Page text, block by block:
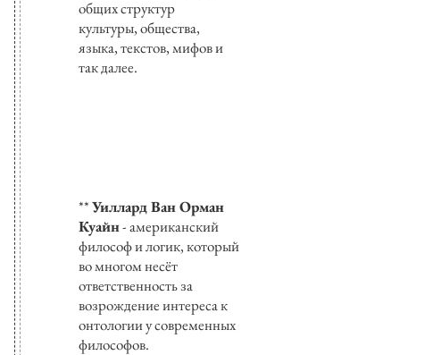
общих структур
культуры, общества,
языка, текстов, мифов и
так далее.
**Уиллард Ван Орман
Куайн- американский
философ и логик, который
во многом несёт
ответственность за
возрождение интереса к
онтологии у современных
философов.